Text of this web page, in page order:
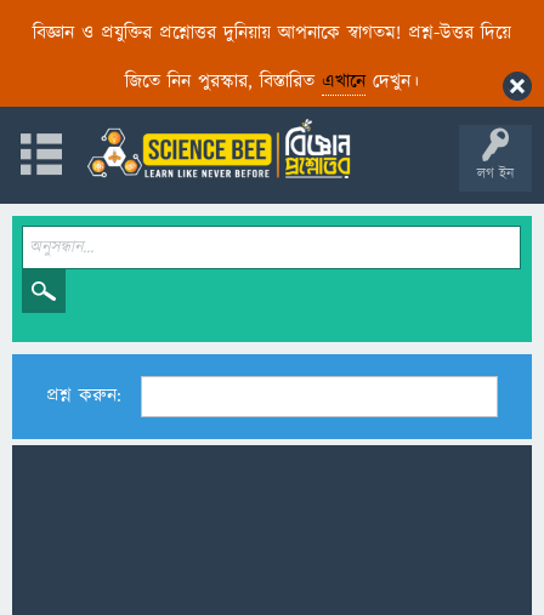
বিজ্ঞান ও প্রযুক্তির প্রশ্নোত্তর দুনিয়ায় আপনাকে স্বাগতম! প্রশ্ন-উত্তর দিয়ে
জিতে নিন পুরস্কার, বিস্তারিত এখানেদেখুন।
লগ ইন
প্রশ্ন করুন: